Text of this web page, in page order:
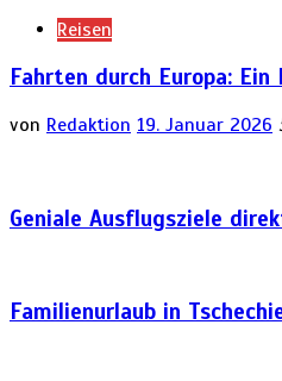
Reisen
Fahrten durch Europa:
von Redaktion 19. Januar 2026
Geniale Ausflugsziele
Familienurlaub in